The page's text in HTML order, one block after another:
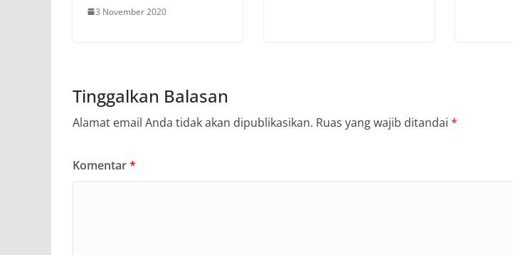
3 November 2020
Tinggalkan Balasan
Alamat email Anda tidak akan dipublikasikan. Ruas yang wajib ditandai *
Komentar*